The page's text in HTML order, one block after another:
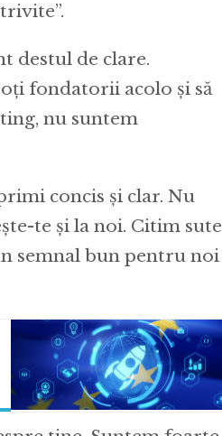
destul de clare.
fondatorii acolo și să
nu suntem
concis și clar. Nu
te și la noi. Citim sute
semnal bun pentru noi